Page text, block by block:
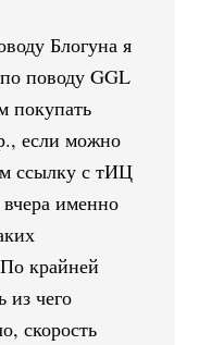
Блогуна я
поводу GGL
покупать
если можно
ссылку с тИЦ
именно
крайней
из чего
скорость